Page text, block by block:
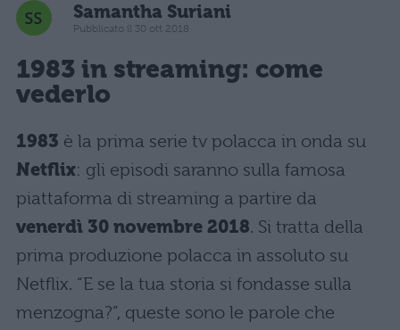
Samantha Suriani
Pubblicato il 30 ott 2018
1983 in streaming: come
vederlo
1983 è la prima serie tv polacca in onda su
Netflix: gli episodi saranno sulla famosa
piattaforma di streaming a partire da
venerdì 30 novembre 2018. Si tratta della
prima produzione polacca in assoluto su
Netflix. “E se la tua storia si fondasse sulla
menzogna?”, queste sono le parole che